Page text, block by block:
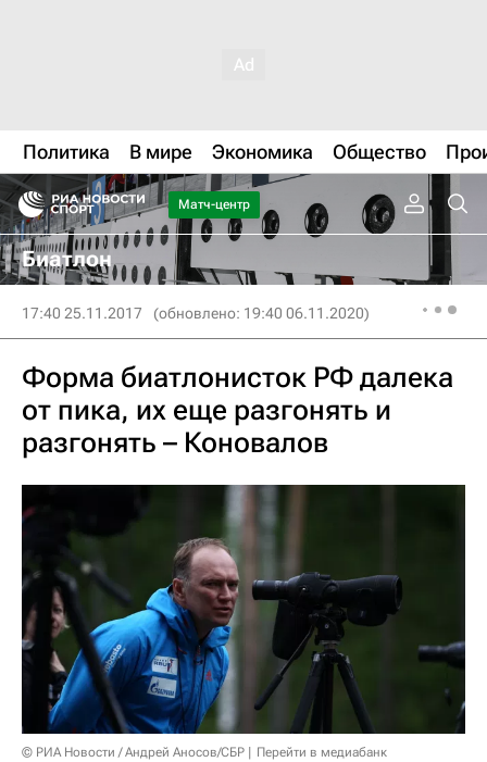
Политика В мире Экономика Общество
Матч-центр
Биатлон
17:40 25.11.2017 (обновлено: 19:40 06.11.2020)
Форма биатлонисток РФ далека
от пика, их еще разгонять и
разгонять – Коновалов
© РИА Новости / Андрей Аносов/СБР Перейти в медиабанк